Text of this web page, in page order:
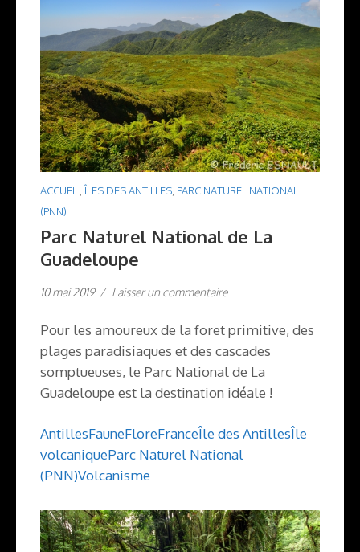
ACCUEIL, ÎLES DES ANTILLES, PARC NATUREL NATIONAL
(PNN)
Parc Naturel National de La
Guadeloupe
10 mai 2019 / Laisser un commentaire
Pour les amoureux de la foret primitive, des
plages paradisiaques et des cascades
somptueuses, le Parc National de La
Guadeloupe est la destination idéale !
AntillesFauneFloreFranceÎle des AntillesÎle
volcaniqueParc Naturel National
(PNN)Volcanisme